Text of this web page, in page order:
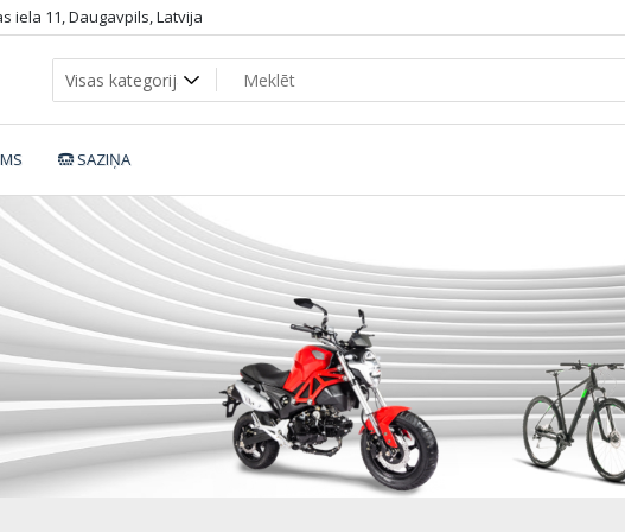
iela 11, Daugavpils, Latvija
SAZIŅA